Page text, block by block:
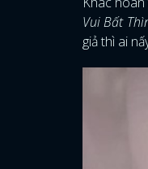
Vui Bất
giả thì ai